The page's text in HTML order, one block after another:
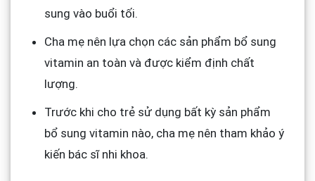
sung vào buổi tối.
Cha mẹ nên lựa chọn các sản phẩm bổ sung
vitamin an toàn và được kiểm định chất
lượng.
Trước khi cho trẻ sử dụng bất kỳ sản phẩm
bổ sung vitamin nào, cha mẹ nên tham khảo ý
kiến bác sĩ nhi khoa.